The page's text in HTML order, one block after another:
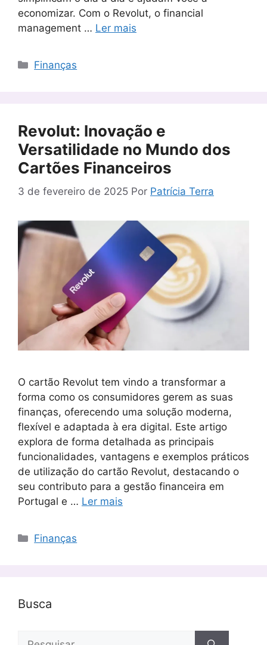
economizar. Com o Revolut, o financial
management … Ler mais
Categorias
Finanças
Revolut: Inovação e
Versatilidade no Mundo dos
Cartões Financeiros
3 de fevereiro de 2025 Por Patrícia Terra
O cartão Revolut tem vindo a transformar a
forma como os consumidores gerem as suas
finanças, oferecendo uma solução moderna,
flexível e adaptada à era digital. Este artigo
explora de forma detalhada as principais
funcionalidades, vantagens e exemplos práticos
de utilização do cartão Revolut, destacando o
seu contributo para a gestão financeira em
Portugal e … Ler mais
Categorias
Finanças
Busca